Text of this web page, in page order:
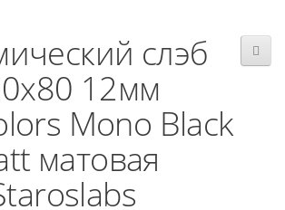
слэб
12мм
Mono Black
матовая